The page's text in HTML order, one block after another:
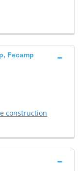
Fecamp
construction